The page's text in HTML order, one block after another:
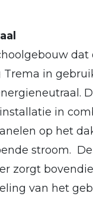
dat
Trema in
in
op het
stroom.
zorgt
van het